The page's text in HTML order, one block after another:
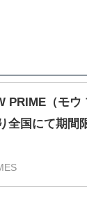
コク深い黒
ル黒糖クッキ
とで複合的